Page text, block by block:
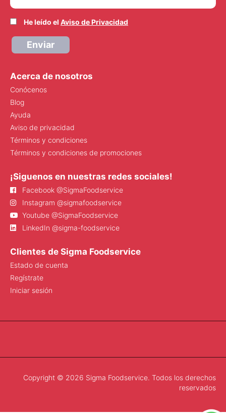
He leído el Aviso de Privacidad
Enviar
Acerca de nosotros
Conócenos
Blog
Ayuda
Aviso de privacidad
Términos y condiciones
Términos y condiciones de promociones
¡Siguenos en nuestras redes sociales!
Facebook @SigmaFoodservice
Instagram @sigmafoodservice
Youtube @SigmaFoodservice
LinkedIn @sigma-foodservice
Clientes de Sigma Foodservice
Estado de cuenta
Regístrate
Iniciar sesión
Copyright © 2026 Sigma Foodservice. Todos los derechos
reservados